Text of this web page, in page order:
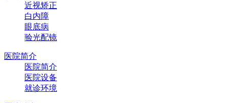
近视矫正
白内障
眼底病
验光配镜
医院简介
医院简介
医院设备
就诊环境